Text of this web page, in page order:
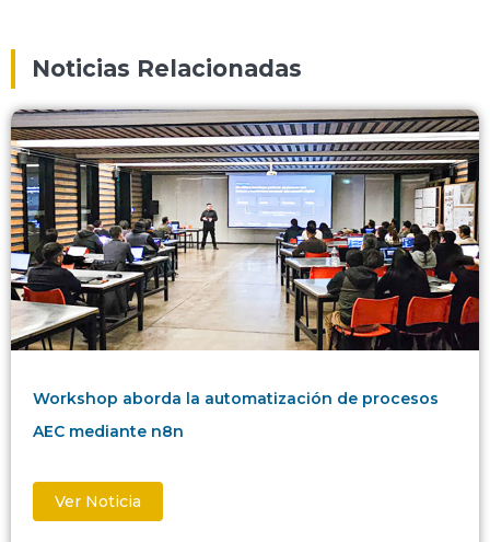
Noticias Relacionadas
Workshop aborda la automatización de procesos
AEC mediante n8n
Ver Noticia